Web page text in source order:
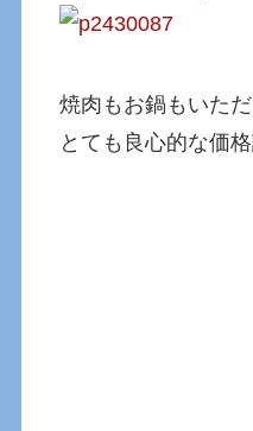
焼肉もお鍋もいた
とても良心的な価